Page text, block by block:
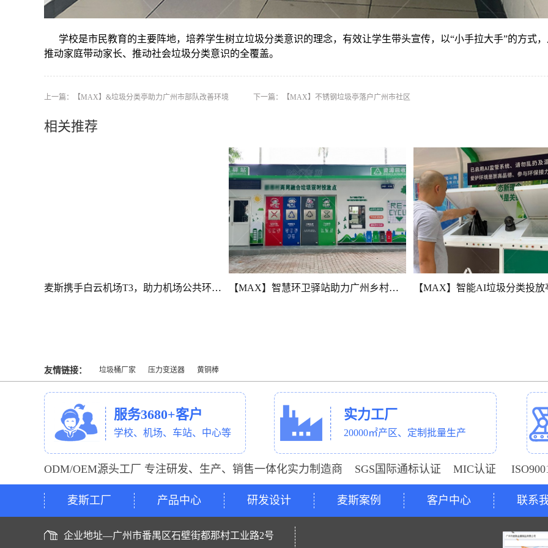
学校是市民教育的主要阵地，培养学生树立垃圾分类意识的理念，有效让学生带头宣传，以“小手拉大手”的方式
推动家庭带动家长、推动社会垃圾分类意识的全覆盖。
上一篇： 【MAX】&垃圾分类亭助力广州市部队改善环境 下一篇： 【MAX】不锈钢垃圾亭落户广州市社区
相关推荐
【MAX】生产动态|广州社区垃圾分类房建设有序推进ing 【MAX】生产动态|街道垃圾分类房建设持续推进
友情链接： 垃圾桶厂家 压力变送器 黄铜棒
服务3680+客户
学校、机场、车站、中心等
实力工厂
20000㎡产区、定制批量生产
ODM/OEM源头工厂 专注研发、生产、销售一体化实力制造商 SGS国际通标认证 MIC认证
麦斯工厂 产品中心 研发设计 麦斯案例 客户中心 联系
企业地址—广州市番禺区石壁街都那村工业路2号